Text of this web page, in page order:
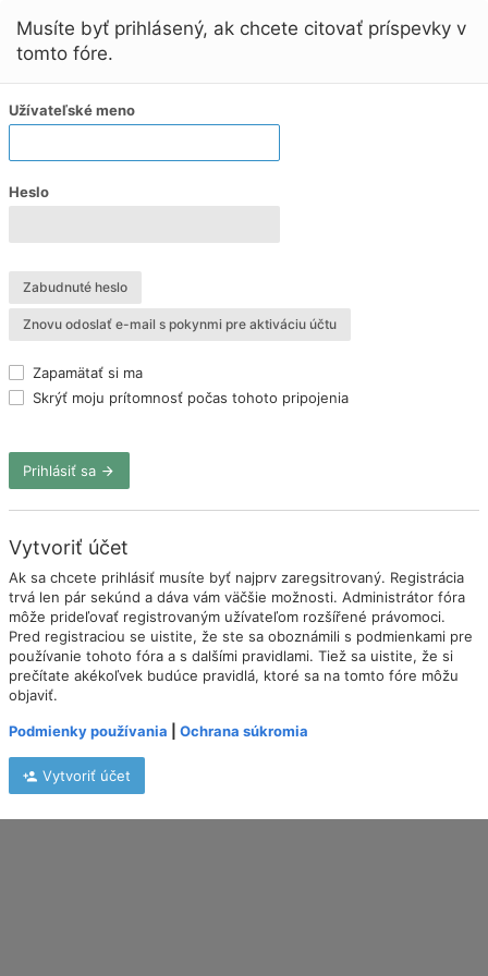
Musíte byť prihlásený, ak chcete citovať príspevky v
tomto fóre.
Užívateľské meno
Heslo
Zabudnuté heslo
Znovu odoslať e-mail s pokynmi pre aktiváciu účtu
Zapamätať si ma
Skrýť moju prítomnosť počas tohoto pripojenia
Prihlásiť sa
Vytvoriť účet
Ak sa chcete prihlásiť musíte byť najprv zaregsitrovaný. Registrácia
trvá len pár sekúnd a dáva vám väčšie možnosti. Administrátor fóra
môže prideľovať registrovaným užívateľom rozšířené právomoci.
Pred registraciou se uistite, že ste sa oboznámili s podmienkami pre
používanie tohoto fóra a s dalšími pravidlami. Tiež sa uistite, že si
prečítate akékoľvek budúce pravidlá, ktoré sa na tomto fóre môžu
objaviť.
Podmienky používania Ochrana súkromia
Vytvoriť účet